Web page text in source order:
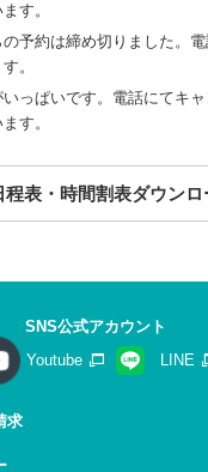
す。
の予約は締め切りました。
。
いっぱいです。電話にてキ
す。
程表・時間割表ダウンロ
SNS公式アカウント
Youtube
LINE
求